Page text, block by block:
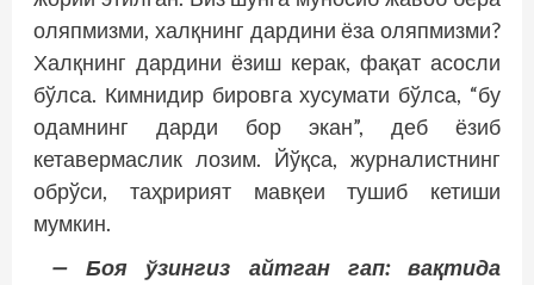
оляпмизми, халқнинг дардини ёза оляпмизми?
Халқнинг дардини ёзиш керак, фақат асос­­ли
бўлса. Кимнидир бировга хусумати бўлса, “бу
одамнинг дарди бор экан”, деб ёзиб
кетавермаслик лозим. Йўқса, журналистнинг
обрўси, таҳририят мавқеи тушиб кетиши
мумкин.
— Боя ўзингиз айтган гап: вақтида